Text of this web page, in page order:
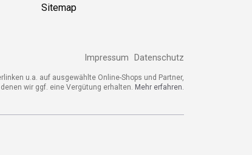
Sitemap
Impressum Datenschutz
u.a. auf ausgewählte Online-Shops und Partner,
wir ggf. eine Vergütung erhalten.
Mehr erfahren.